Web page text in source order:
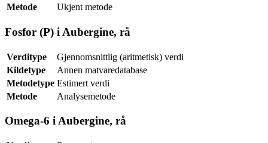
Metode
Ukjent metode
Fosfor (P) i Aubergine, rå
Verditype
Gjennomsnittlig (aritmetisk) verdi
Kildetype
Annen matvaredatabase
Metodetype Estimert verdi
Metode
Analysemetode
Omega-6 i Aubergine, rå